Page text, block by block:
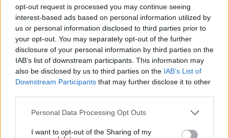
opt-out request is processed you may continue seeing
interest-based ads based on personal information utilized by
us or personal information disclosed to third parties prior to
your opt-out. You may separately opt-out of the further
disclosure of your personal information by third parties on the
IAB’s list of downstream participants. This information may
also be disclosed by us to third parties on the IAB’s List of
Downstream Participants that may further disclose it to other
Please note that this website/app uses one or more Google
not limited to your visit or usage behaviour. You may click to
Personal Data Processing Opt Outs
I want to opt-out of the Sharing of my
Οι φελλοί επιπλέουν
08.08.2024, 16:21
και στις πισίνες.
ΑΠΑΝΤΗΣΗ
Νικος
08.08.2024, 15:00
Είναι πολύ ωραίος άντρας ο Ιταλός και τα έχει όλα.
Αυτή ήταν μια ξινή, με ένα ψεύτικο χαμόγελο
κολλημένο στα μούτρα, συνεχεια. Αλλά από το πολύ